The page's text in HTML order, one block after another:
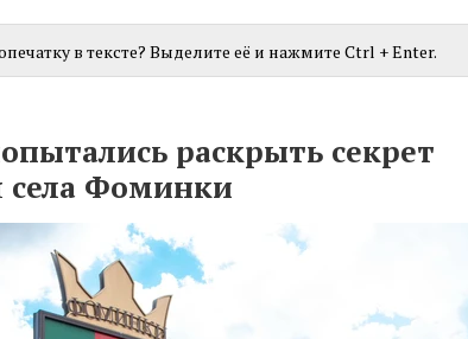
в тексте? Выделите её и нажмите Ctrl + Enter.
раскрыть секрет
села Фоминки